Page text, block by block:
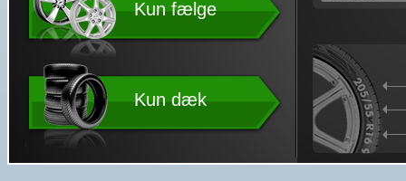
Kun fælge
Kun dæk